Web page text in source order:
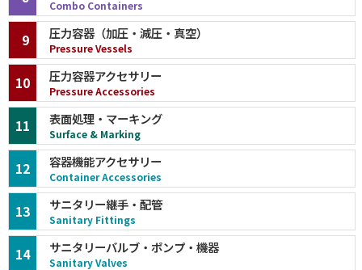
Combo Containers
圧力容器（加圧・減圧・真空）
Pressure Vessels
9
圧力容器アクセサリー
Pressure Accessories
10
表面処理・マーキング
Surface & Marking
11
容器機能アクセサリー
Container Accessories
12
サニタリー継手・配管
Sanitary Fittings
13
サニタリーバルブ・ポンプ・機器
Sanitary Valves
14